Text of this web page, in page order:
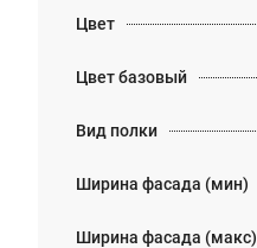
Цвет
Цвет базовый
Вид полки
Ширина фасада (мин)
Ширина фасада (макс)